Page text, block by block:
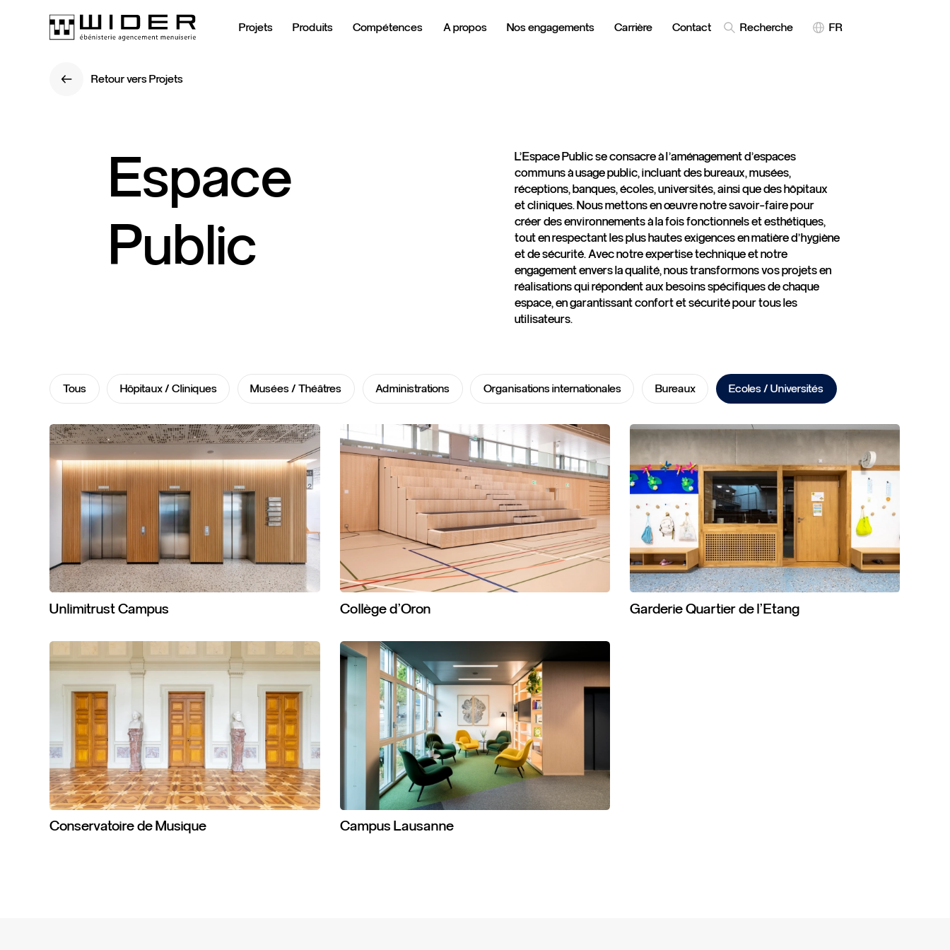
Projets Produits Compétences A propos Nos engagements Carrière Contact Recherche FR
Retour vers Projets
Espace
Public
L’Espace Public se consacre à l'aménagement d'espaces
communs à usage public, incluant des bureaux, musées,
réceptions, banques, écoles, universités, ainsi que des hôpitaux
et cliniques. Nous mettons en œuvre notre savoir-faire pour
créer des environnements à la fois fonctionnels et esthétiques,
tout en respectant les plus hautes exigences en matière d'hygiène
et de sécurité. Avec notre expertise technique et notre
engagement envers la qualité, nous transformons vos projets en
réalisations qui répondent aux besoins spécifiques de chaque
espace, en garantissant confort et sécurité pour tous les
utilisateurs.
Tous Hôpitaux / Cliniques Musées / Théâtres Administrations Organisations internationales Bureaux Ecoles / Universités
UnlimitrustCampus Collèged’Oron GarderieQuartierdel’Etang
ConservatoiredeMusique Campus Lausanne